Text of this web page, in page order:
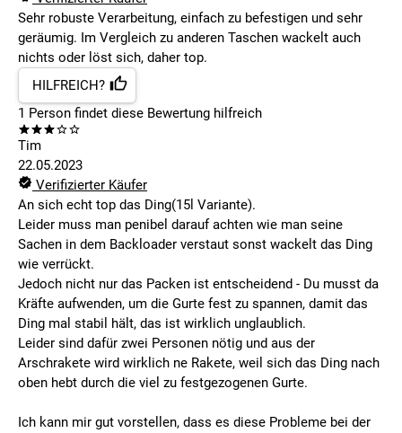
Sehr robuste Verarbeitung, einfach zu befestigen und sehr
geräumig. Im Vergleich zu anderen Taschen wackelt auch
nichts oder löst sich, daher top.
HILFREICH?
1 Person findet diese Bewertung hilfreich
Tim
22.05.2023
Verifizierter Käufer
An sich echt top das Ding(15l Variante).
Leider muss man penibel darauf achten wie man seine
Sachen in dem Backloader verstaut sonst wackelt das Ding
wie verrückt.
Jedoch nicht nur das Packen ist entscheidend - Du musst da
Kräfte aufwenden, um die Gurte fest zu spannen, damit das
Ding mal stabil hält, das ist wirklich unglaublich.
Leider sind dafür zwei Personen nötig und aus der
Arschrakete wird wirklich ne Rakete, weil sich das Ding nach
oben hebt durch die viel zu festgezogenen Gurte.
Ich kann mir gut vorstellen, dass es diese Probleme bei der